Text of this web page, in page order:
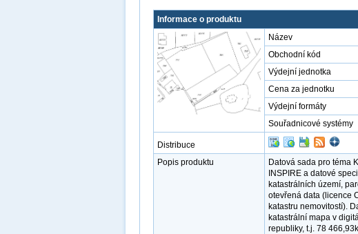
Informace o produktu
Název
Obchodní kód
Výdejní jednotka
Cena za jednotku
Výdejní formáty
Souřadnicové systémy
Distribuce
Popis produktu
Datová sada pro téma
INSPIRE a datové
katastrálních území,
otevřená data (licence
katastru nemovitostí).
katastrální mapa v
republiky, t.j. 78